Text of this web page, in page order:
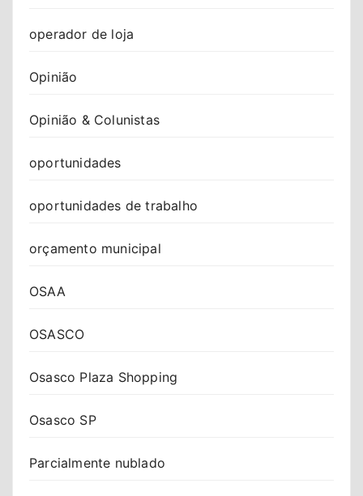
operador de loja
Opinião
Opinião & Colunistas
oportunidades
oportunidades de trabalho
orçamento municipal
OSAA
OSASCO
Osasco Plaza Shopping
Osasco SP
Parcialmente nublado